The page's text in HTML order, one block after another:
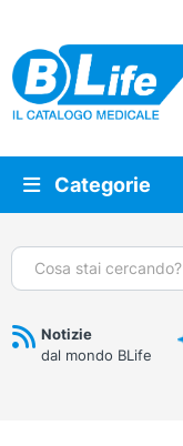
Vai al contenuto principale
Categorie
Cerca:
Notizie
dal mondo BLife